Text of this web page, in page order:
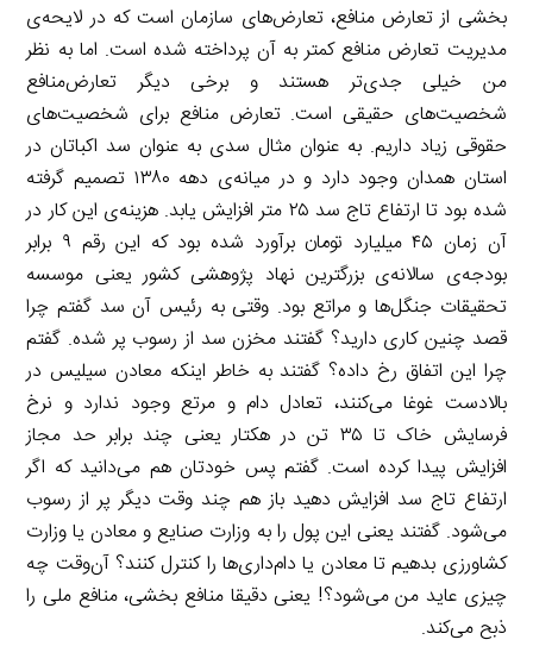
بخشی از تعارض منافع، تعارض‌های سازمان است که در لایحه‌ی
مدیریت تعارض منافع کمتر به آن پرداخته شده است. اما به نظر
من خیلی جدی‌تر هستند و برخی دیگر تعارض‌منافع
شخصیت‌های حقیقی است. تعارض منافع برای شخصیت‌های
حقوقی زیاد داریم. به عنوان مثال سدی به عنوان سد اکباتان در
استان همدان وجود دارد و در میانه‌ی دهه ۱۳۸۰ تصمیم گرفته
شده بود تا ارتفاع تاج سد ۲۵ متر افزایش یابد. هزینه‌ی این کار در
آن زمان ۴۵ میلیارد تومان برآورد شده بود که این رقم ۹ برابر
بودجه‌ی سالانه‌ی بزرگترین نهاد پژوهشی کشور یعنی موسسه
تحقیقات جنگل‌ها و مراتع بود. وقتی به رئیس آن سد گفتم چرا
قصد چنین کاری دارید؟ گفتند مخزن سد از رسوب پر شده. گفتم
چرا این اتفاق رخ داده؟ گفتند به خاطر اینکه معادن سیلیس در
بالادست غوغا می‌کنند، تعادل دام و مرتع وجود ندارد و نرخ
فرسایش خاک تا ۳۵ تن در هکتار یعنی چند برابر حد مجاز
افزایش پیدا کرده است. گفتم پس خودتان هم می‌دانید که اگر
ارتفاع تاج سد افزایش دهید باز هم چند وقت دیگر پر از رسوب
می‌شود. گفتند یعنی این پول را به وزارت صنایع و معادن یا وزارت
کشاورزی بدهیم تا معادن یا دام‌داری‌ها را کنترل کنند؟ آن‌وقت چه
چیزی عاید من می‌شود؟! یعنی دقیقا منافع بخشی، منافع ملی را
ذبح می‌کند.